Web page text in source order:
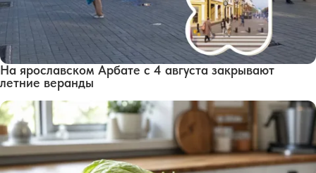
На ярославском Арбате с 4 августа закрывают
летние веранды